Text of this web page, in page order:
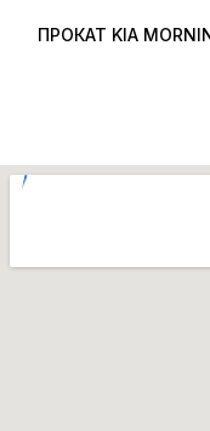
ПРОКАТ KIA